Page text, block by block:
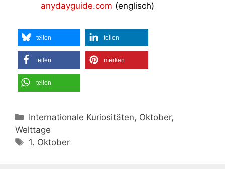
anydayguide.com (englisch)
teilen teilen
teilen merken
teilen
Kategorien
Internationale Kuriositäten, Oktober,
Welttage
Schlagwörter
1. Oktober